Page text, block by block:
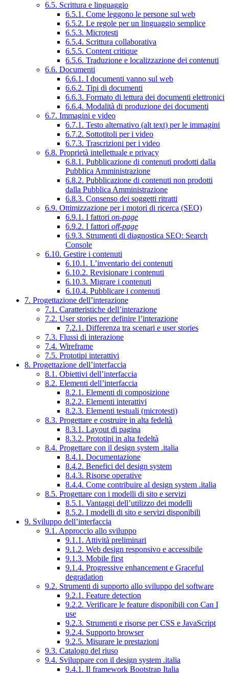
6.5. Scrittura e linguaggio
6.5.1. Come leggono le persone sul web
6.5.2. Le regole per un linguaggio semplice
6.5.3. Microtesti
6.5.4. Scrittura collaborativa
6.5.5. Content critique
6.5.6. Traduzione e localizzazione dei contenuti
6.6. Documenti
6.6.1. I documenti vanno sul web
6.6.2. Tipi di documenti
6.6.3. Formato di lettura dei documenti elettronici
6.6.4. Modalità di produzione dei documenti
6.7. Immagini e video
6.7.1. Testo alternativo (alt text) per le immagini
6.7.2. Sottotitoli per i video
6.7.3. Trascrizioni per i video
6.8. Proprietà intellettuale e privacy
6.8.1. Pubblicazione di contenuti prodotti dalla
Pubblica Amministrazione
6.8.2. Pubblicazione di contenuti non prodotti
dalla Pubblica Amministrazione
6.8.3. Consenso dei soggetti ritratti
6.9. Ottimizzazione per i motori di ricerca (SEO)
6.9.1. I fattori on-page
6.9.2. I fattori off-page
6.9.3. Strumenti di diagnostica SEO: Search
Console
6.10. Gestire i contenuti
6.10.1. L’inventario dei contenuti
6.10.2. Revisionare i contenuti
6.10.3. Migrare i contenuti
6.10.4. Pubblicare i contenuti
7. Progettazione dell’interazione
7.1. Caratteristiche dell’interazione
7.2. User stories per definire l’interazione
7.2.1. Differenza tra scenari e user stories
7.3. Flussi di interazione
7.4. Wireframe
7.5. Prototipi interattivi
8. Progettazione dell’interfaccia
8.1. Obiettivi dell’interfaccia
8.2. Elementi dell’interfaccia
8.2.1. Elementi di composizione
8.2.2. Elementi interattivi
8.2.3. Elementi testuali (microtesti)
8.3. Progettare e costruire in alta fedeltà
8.3.1. Layout di pagina
8.3.2. Prototipi in alta fedeltà
8.4. Progettare con il design system .italia
8.4.1. Documentazione
8.4.2. Benefici del design system
8.4.3. Risorse operative
8.4.4. Come contribuire al design system .italia
8.5. Progettare con i modelli di sito e servizi
8.5.1. Vantaggi dell’utilizzo dei modelli
8.5.2. I modelli di sito e servizi disponibili
9. Sviluppo dell’interfaccia
9.1. Approccio allo sviluppo
9.1.1. Attività preliminari
9.1.2. Web design responsivo e accessibile
9.1.3. Mobile first
9.1.4. Progressive enhancement e Graceful
degradation
9.2. Strumenti di supporto allo sviluppo del software
9.2.1. Feature detection
9.2.2. Verificare le feature disponibili con Can I
use
9.2.3. Strumenti e risorse per CSS e JavaScript
9.2.4. Supporto browser
9.2.5. Misurare le prestazioni
9.3. Catalogo del riuso
9.4. Sviluppare con il design system .italia
9.4.1. Il framework Bootstrap Italia